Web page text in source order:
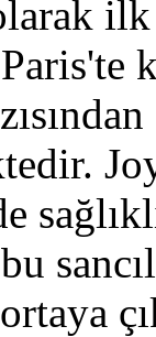
ilk
ortaya